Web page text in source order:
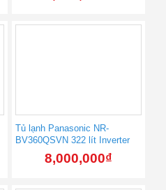
Tủ lạnh Panasonic NR-
BV360QSVN 322 lít Inverter
8,000,000₫